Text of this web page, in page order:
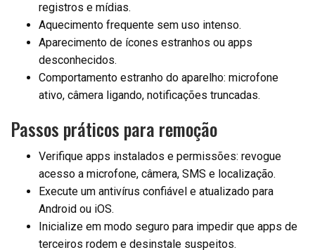
registros e mídias.
Aquecimento frequente sem uso intenso.
Aparecimento de ícones estranhos ou apps
desconhecidos.
Comportamento estranho do aparelho: microfone
ativo, câmera ligando, notificações truncadas.
Passos práticos para remoção
Verifique apps instalados e permissões: revogue
acesso a microfone, câmera, SMS e localização.
Execute um antivírus confiável e atualizado para
Android ou iOS.
Inicialize em modo seguro para impedir que apps de
terceiros rodem e desinstale suspeitos.